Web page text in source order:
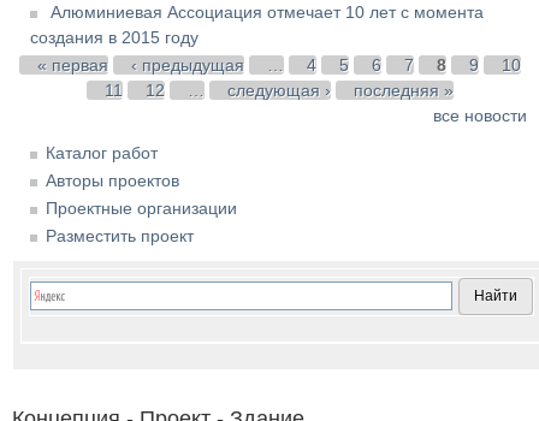
Алюминиевая Ассоциация отмечает 10 лет с момента
создания в 2015 году
Страницы
« первая ‹ предыдущая 4 5 6 7 8 9
10
11
12 следующая ›
последняя »
все новости
Каталог работ
Авторы проектов
Проектные организации
Разместить проект